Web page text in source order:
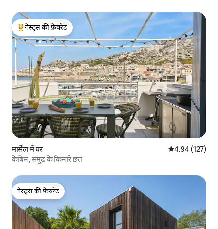
गेस्ट्स का टॉप फ़ेवरेट
गेस्ट्स की फ़ेवरेट
मार्सेल में घर औसत रेटिंग 5 में से
4.94 (127)
केबिन, समुद्र के किनारे छत
गेस्ट्स की फ़ेवरेट
गेस्ट्स की फ़ेवरेट